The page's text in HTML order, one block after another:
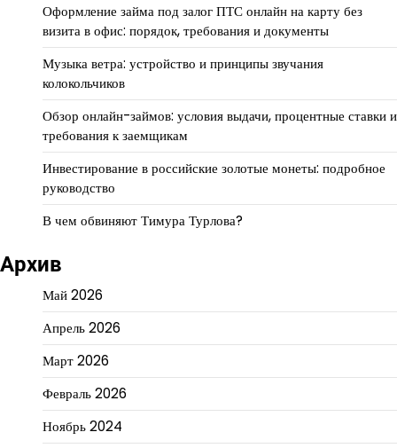
Оформление займа под залог ПТС онлайн на карту без
визита в офис: порядок, требования и документы
Музыка ветра: устройство и принципы звучания
колокольчиков
Обзор онлайн-займов: условия выдачи, процентные ставки и
требования к заемщикам
Инвестирование в российские золотые монеты: подробное
руководство
В чем обвиняют Тимура Турлова?
Архив
Май 2026
Апрель 2026
Март 2026
Февраль 2026
Ноябрь 2024